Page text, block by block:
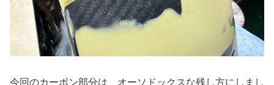
今回のカーボン部分は、オーソドックスな残し方にしまし